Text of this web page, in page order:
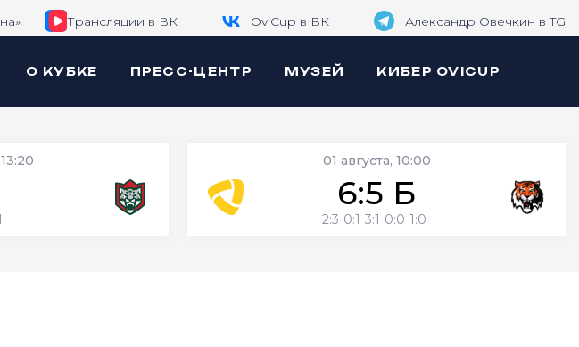
Трансляции в ВК OviCup в ВК Александр Овечкин в TG
О КУБКЕ ПРЕСС-ЦЕНТР МУЗЕЙ КИБЕР OVICUP
01 августа, 10:00
6:5 Б
2:3 0:1 3:1 0:0 1:0